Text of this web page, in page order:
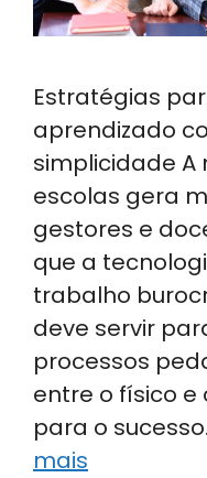
Estratégias
aprendizado
simplicidade
escolas gera
gestores e
que a
trabalho
deve servir
processos
entre o físico e
para o
mais